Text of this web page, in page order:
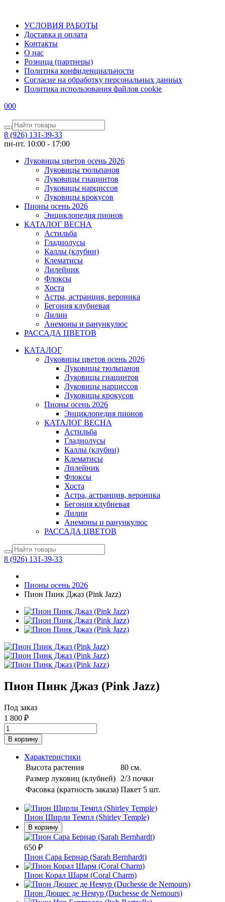
УСЛОВИЯ РАБОТЫ
Доставка и оплата
Контакты
О наc
Розница (партнеры)
Политика конфиденциальности
Согласие на обработку персональных данных
Политика использования файлов сookie
000
8 (926) 131-39-33
пн-пт. 10:00 - 17:00
Луковицы цветов осень 2026
Луковицы тюльпанов
Луковицы гиацинтов
Луковицы нарциссов
Луковицы крокусов
Пионы осень 2026
Энциклопедия пионов
КАТАЛОГ ВЕСНА
Астильба
Гладиолусы
Каллы (клубни)
Клематисы
Лилейник
Флоксы
Хоста
Астра, астранция, вероника
Бегония клубневая
Лилии
Анемоны и ранункулюс
РАССАДА ЦВЕТОВ
КАТАЛОГ
Луковицы цветов осень 2026
Луковицы тюльпанов
Луковицы гиацинтов
Луковицы нарциссов
Луковицы крокусов
Пионы осень 2026
Энциклопедия пионов
КАТАЛОГ ВЕСНА
Астильба
Гладиолусы
Каллы (клубни)
Клематисы
Лилейник
Флоксы
Хоста
Астра, астранция, вероника
Бегония клубневая
Лилии
Анемоны и ранункулюс
РАССАДА ЦВЕТОВ
8 (926) 131-39-33
Пионы осень 2026
Пион Пинк Джаз (Pink Jazz)
Пион Пинк Джаз (Pink Jazz)
Под заказ
1 800 ₽
В корзину
Характеристики
Высота растения
80 см.
Размер луковиц (клубней)
2/3 почки
Фасовка (кратность заказа) Пакет 5 шт.
Пион Ширли Темпл (Shirley Temple)
В корзину
650 ₽
Пион Сара Бернар (Sarah Bernhardt)
Пион Корал Шарм (Coral Charm)
Пион Дюшес де Немур (Duchesse de Nemours)